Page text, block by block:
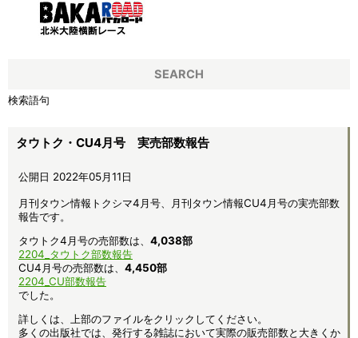
タウトク・CU4月号 実売部数報告
公開日 2022年05月11日
月刊タウン情報トクシマ4月号、月刊タウン情報CU4月号の実売部数
報告です。
タウトク4月号の売部数は、 4,038部
2204_タウトク部数報告
CU4月号の売部数は、 4,450部
2204_CU部数報告
でした。
詳しくは、上部のファイルをクリックしてください。
多くの出版社では、発行する雑誌において実際の販売部数と大きくか
SEARCH
検索語句